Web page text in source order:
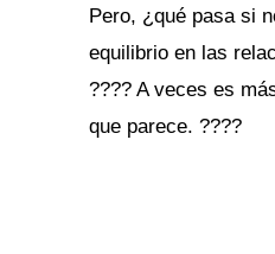
Pero, ¿qué pasa si
equilibrio en las
???? A veces es
que parece. ????